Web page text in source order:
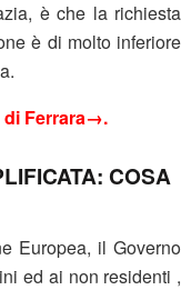
è che la richiesta
è di molto inferiore
di Ferrara→.
COSA
Europea, il Governo
ed ai non residenti ,